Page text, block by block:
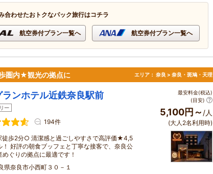
合わせたおトクなパック旅行はコチラ
航空券付プラン一覧へ 航空券付プラン一覧へ
圏内★観光の拠点に エリア： 奈良 > 奈良・斑鳩・天理
ランホテル近鉄奈良駅前
ー
194件
徒歩2分○ 清潔感と過ごしやすさで高評価★4,5
！ 好評の朝食ブッフェと丁寧な接客で、奈良公
ぐりの拠点に最適です！
県奈良市小西町３０－１
最安料金(税込)
(目安)
5,100円～ /人
(大人2名利用時)